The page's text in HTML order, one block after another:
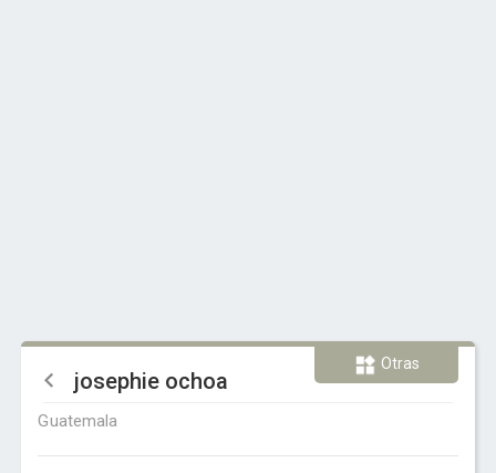
Otras
josephie ochoa
Guatemala